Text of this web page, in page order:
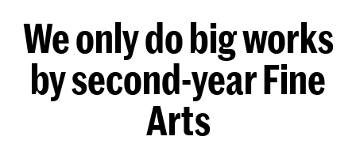
We only do big works
by second-year Fine
Arts